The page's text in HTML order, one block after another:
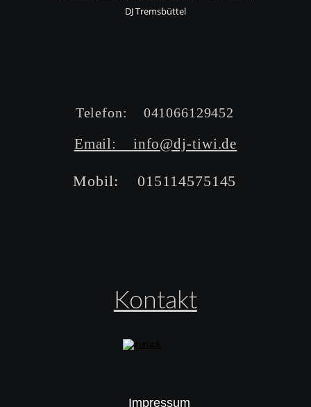
Kontakt
Telefon:    041066129452
Mobil:    015114575145
Email:    info@dj-tiwi.de
DJ Tremsbüttel
Impressum